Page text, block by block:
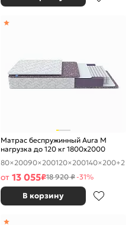
Матрас беспружинный Aura М
нагрузка до 120 кг 1800x2000
80×20090×200120×200140×200+2
от 13 055₽18 920 ₽-31%
В корзину